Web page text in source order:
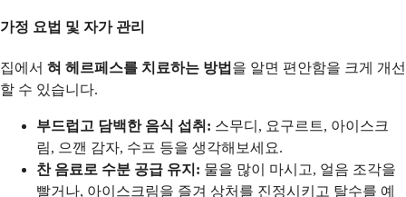
가정 요법 및 자가 관리
집에서 혀 헤르페스를 치료하는 방법 을 알면 편안함을 크게 개선
할 수 있습니다.
부드럽고 담백한 음식 섭취: 스무디, 요구르트, 아이스크
림, 으깬 감자, 수프 등을 생각해보세요.
찬 음료로 수분 공급 유지: 물을 많이 마시고, 얼음 조각을
빨거나, 아이스크림을 즐겨 상처를 진정시키고 탈수를 예